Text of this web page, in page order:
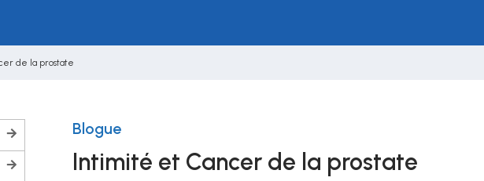
de la prostate
Blogue
Intimité et Cancer de la prostate